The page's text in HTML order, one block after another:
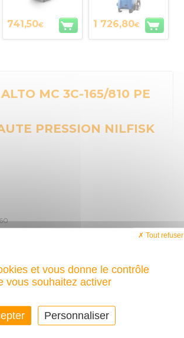
741,50€ 1 726,80€
MC 3C-165/810 PE
PRESSION NILFISK
et vous donne le contrôle
vous souhaitez activer
Tout refuser
Personnaliser